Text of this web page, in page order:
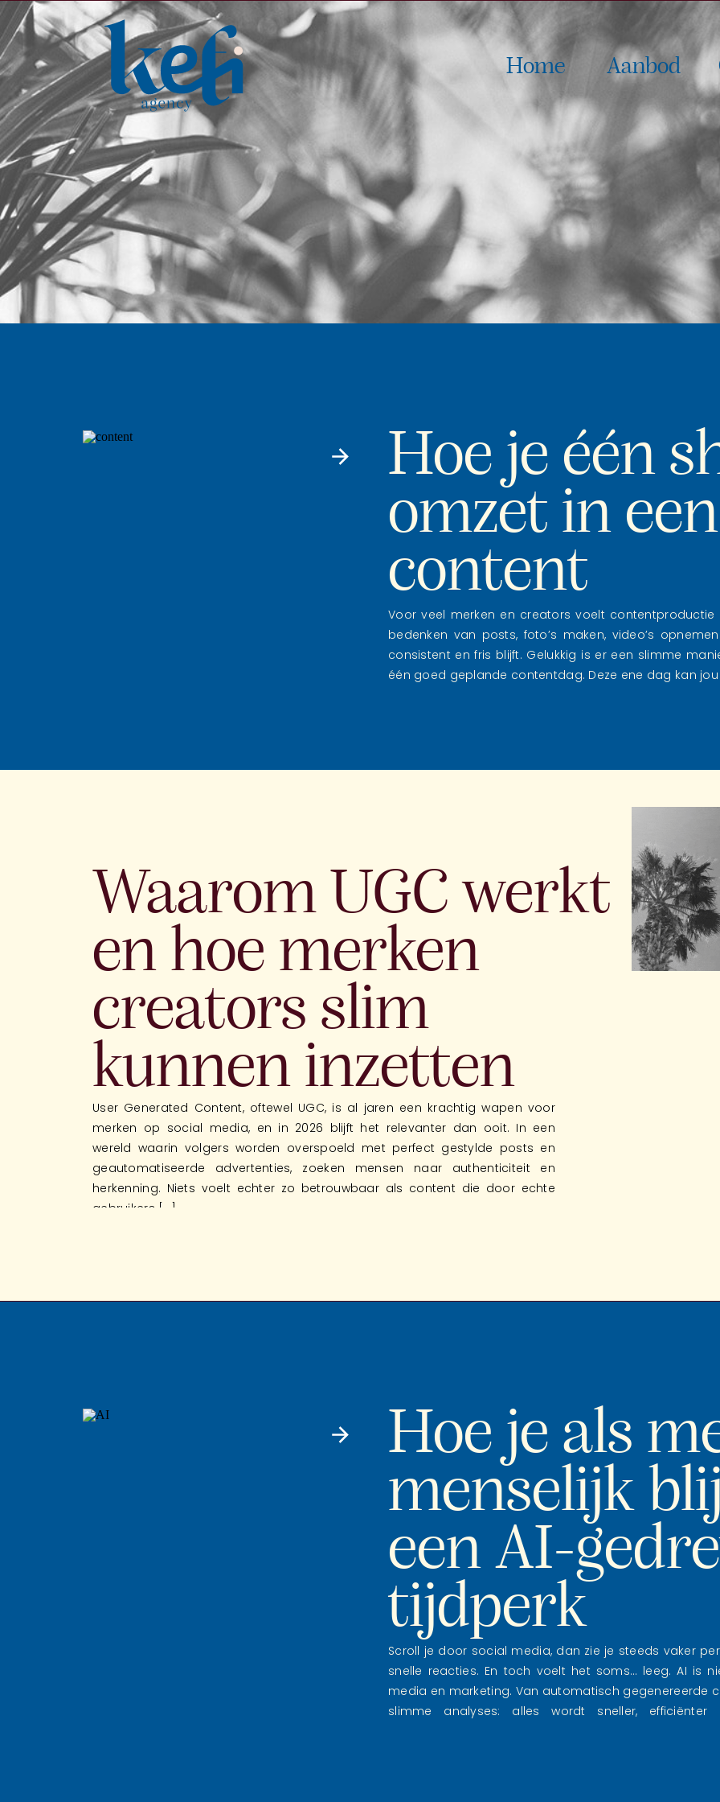
Home Aanbod
Voor veel merken en creators voelt
bedenken van posts, foto’s maken, video’s
consistent en fris blijft. Gelukkig is er een slimme
één goed geplande contentdag. Deze ene dag kan
Hoe je één
omzet in
content
User Generated Content, oftewel UGC, is al jaren een krachtig wapen voor
merken op social media, en in 2026 blijft het relevanter dan ooit. In een
wereld waarin volgers worden overspoeld met perfect gestylde posts en
geautomatiseerde advertenties, zoeken mensen naar authenticiteit en
herkenning. Niets voelt echter zo betrouwbaar als content die door echte
gebruikers […]
Waarom UGC werkt
en hoe merken
creators slim
kunnen inzetten
Scroll je door social media, dan zie je steeds vaker
snelle reacties. En toch voelt het soms… leeg. AI is
media en marketing. Van automatisch gegenereerde
slimme analyses: alles wordt sneller,
Hoe je als
menselijk
een AI-
tijdperk